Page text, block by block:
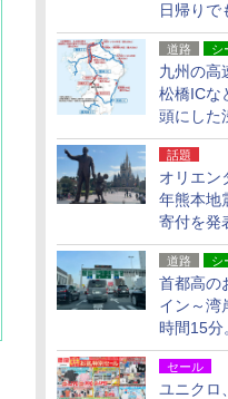
日帰りで
できる
道路 シ
九州の高
松橋ICな
頭にした
への迂回
話題
オリエン
年熊本地
寄付を発
活動・復
道路 シ
首都高の
イン～湾
時間15分
「空港西
セール
ユニクロ